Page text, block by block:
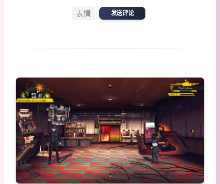
表情 发送评论